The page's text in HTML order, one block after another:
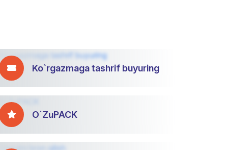
Ko`rgazmaga tashrif buyuring
O`ZuPACK